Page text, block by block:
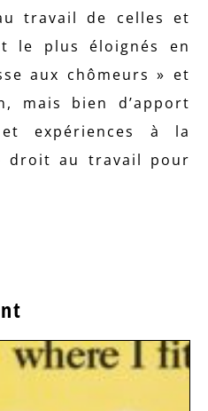
travail de celles et
le plus éloignés en
aux chômeurs » et
mais bien d’apport
expériences à la
droit au travail pour